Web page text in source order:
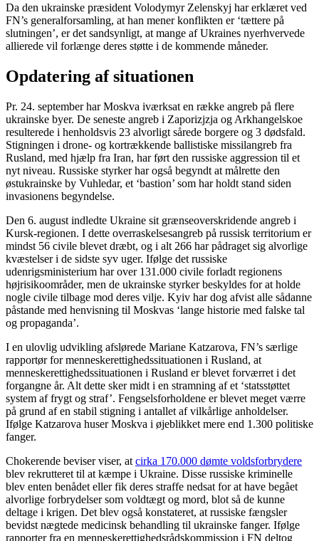
Da den ukrainske præsident Volodymyr Zelenskyj har erklæret ved
FN’s generalforsamling, at han mener konflikten er ‘tættere på
slutningen’, er det sandsynligt, at mange af Ukraines nyerhvervede
allierede vil forlænge deres støtte i de kommende måneder.
Opdatering af situationen
Pr. 24. september har Moskva iværksat en række angreb på flere
ukrainske byer. De seneste angreb i Zaporizjzja og Arkhangelskoe
resulterede i henholdsvis 23 alvorligt sårede borgere og 3 dødsfald.
Stigningen i drone- og kortrækkende ballistiske missilangreb fra
Rusland, med hjælp fra Iran, har ført den russiske aggression til et
nyt niveau. Russiske styrker har også begyndt at målrette den
østukrainske by Vuhledar, et ‘bastion’ som har holdt stand siden
invasionens begyndelse.
Den 6. august indledte Ukraine sit grænseoverskridende angreb i
Kursk-regionen. I dette overraskelsesangreb på russisk territorium er
mindst 56 civile blevet dræbt, og i alt 266 har pådraget sig alvorlige
kvæstelser i de sidste syv uger. Ifølge det russiske
udenrigsministerium har over 131.000 civile forladt regionens
højrisikoområder, men de ukrainske styrker beskyldes for at holde
nogle civile tilbage mod deres vilje. Kyiv har dog afvist alle sådanne
påstande med henvisning til Moskvas ‘lange historie med falske tal
og propaganda’.
I en ulovlig udvikling afslørede Mariane Katzarova, FN’s særlige
rapportør for menneskerettighedssituationen i Rusland, at
menneskerettighedssituationen i Rusland er blevet forværret i det
forgangne år. Alt dette sker midt i en stramning af et ‘statsstøttet
system af frygt og straf’. Fengselsforholdene er blevet meget værre
på grund af en stabil stigning i antallet af vilkårlige anholdelser.
Ifølge Katzarova huser Moskva i øjeblikket mere end 1.300 politiske
fanger.
Chokerende beviser viser, at cirka 170.000 dømte voldsforbrydere
blev rekrutteret til at kæmpe i Ukraine. Disse russiske kriminelle
blev enten benådet eller fik deres straffe nedsat for at have begået
alvorlige forbrydelser som voldtægt og mord, blot så de kunne
deltage i krigen. Det blev også konstateret, at russiske fængsler
bevidst nægtede medicinsk behandling til ukrainske fanger. Ifølge
rapporter fra en menneskerettighedsrådskommission i FN deltog